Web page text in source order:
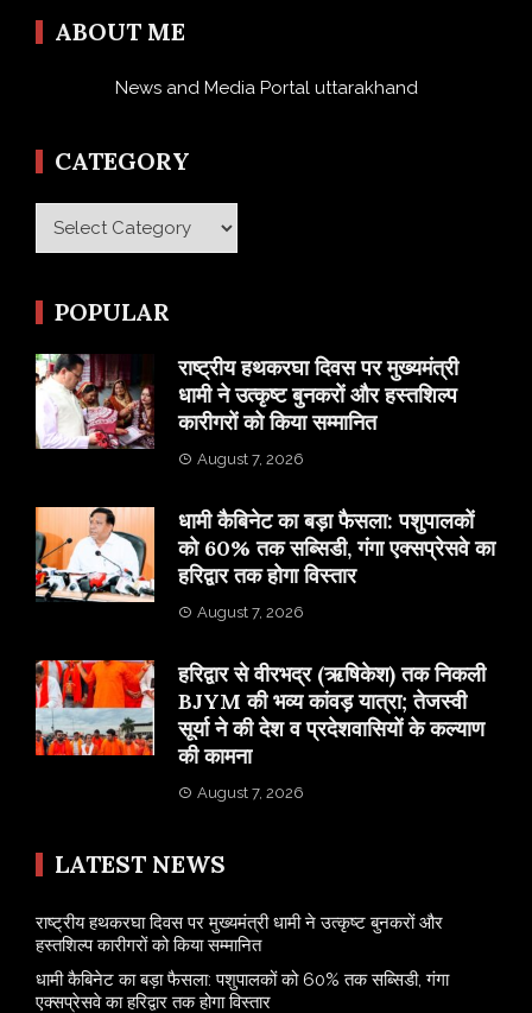
ABOUT ME
News and Media Portal uttarakhand
CATEGORY
Category
POPULAR
राष्ट्रीय हथकरघा दिवस पर मुख्यमंत्री
धामी ने उत्कृष्ट बुनकरों और हस्तशिल्प
कारीगरों को किया सम्मानित
August 7, 2026
​धामी कैबिनेट का बड़ा फैसला: पशुपालकों
को 60% तक सब्सिडी, गंगा एक्सप्रेसवे का
हरिद्वार तक होगा विस्तार
August 7, 2026
​हरिद्वार से वीरभद्र (ऋषिकेश) तक निकली
BJYM की भव्य कांवड़ यात्रा; तेजस्वी
सूर्या ने की देश व प्रदेशवासियों के कल्याण
की कामना
August 7, 2026
LATEST NEWS
राष्ट्रीय हथकरघा दिवस पर मुख्यमंत्री धामी ने उत्कृष्ट बुनकरों और
हस्तशिल्प कारीगरों को किया सम्मानित
​धामी कैबिनेट का बड़ा फैसला: पशुपालकों को 60% तक सब्सिडी, गंगा
एक्सप्रेसवे का हरिद्वार तक होगा विस्तार